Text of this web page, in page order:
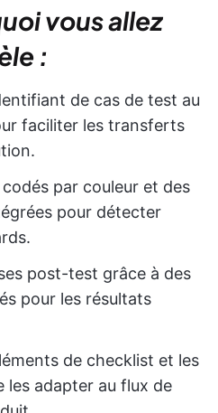
vous allez
:
de cas de test au
faciliter les transferts
par couleur et des
pour détecter
post-test grâce à des
pour les résultats
de checklist et les
les adapter au flux de